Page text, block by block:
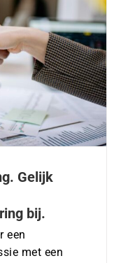
Gelijk
bij.
een
met een